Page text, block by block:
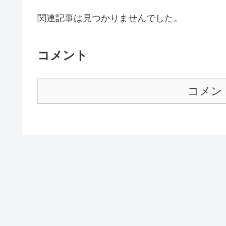
関連記事は見つかりませんでした。
コメント
コメン